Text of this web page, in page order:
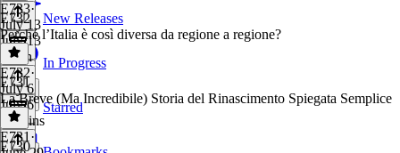
New Releases
In Progress
Starred
E733·
July 13
July 13
1 min
E732
Perché l’Italia è così diversa da regione a regione?
E732·
July 6
July 6
17 mins
E731
La Breve (Ma Incredibile) Storia del Rinascimento Spiegata Semplice
E731 ·
E730